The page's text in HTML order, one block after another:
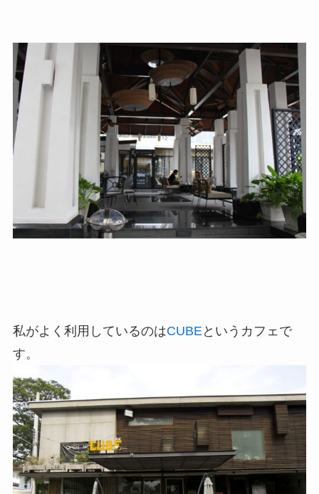
私がよく利用しているのはCUBE というカフェで
す。